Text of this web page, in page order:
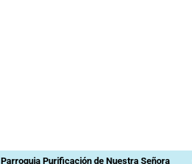
Parroquia Purificación de Nuestra Señora